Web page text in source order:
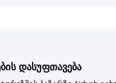
დასუფთავება